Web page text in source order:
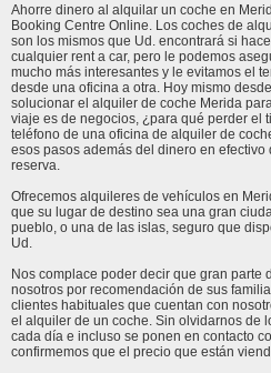
Ahorre dinero al alquilar un coche en
Booking Centre Online. Los coches de
son los mismos que Ud. encontrará si
cualquier rent a car, pero le podemos
mucho más interesantes y le evitamos el
desde una oficina a otra. Hoy mismo
solucionar el alquiler de coche Merida
viaje es de negocios, ¿para qué perder el
teléfono de una oficina de alquiler de
esos pasos además del dinero en
reserva.
Ofrecemos alquileres de vehículos en
que su lugar de destino sea una gran
pueblo, o una de las islas, seguro que
Ud.
Nos complace poder decir que gran parte
nosotros por recomendación de sus
clientes habituales que cuentan con
el alquiler de un coche. Sin olvidarnos de
cada día e incluso se ponen en contacto
confirmemos que el precio que están